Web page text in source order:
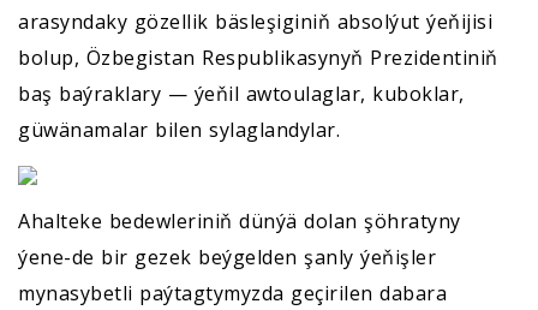
arasyndaky gözellik bäsleşiginiň absolýut ýeňijisi
bolup, Özbegistan Respublikasynyň Prezidentiniň
baş baýraklary — ýeňil awtoulaglar, kuboklar,
güwänamalar bilen sylaglandylar.
Ahalteke bedewleriniň dünýä dolan şöhratyny
ýene-de bir gezek beýgelden şanly ýeňişler
mynasybetli paýtagtymyzda geçirilen dabara